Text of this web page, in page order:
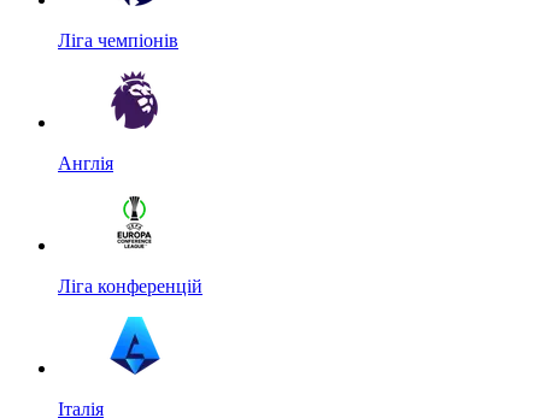
Ліга чемпіонів
Англія
Ліга конференцій
Італія